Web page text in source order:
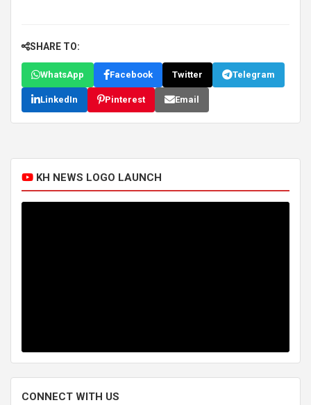
SHARE TO:
WhatsApp Facebook Twitter Telegram
LinkedIn Pinterest Email
KH NEWS LOGO LAUNCH
CONNECT WITH US